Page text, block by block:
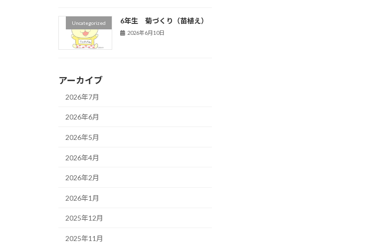
Uncategorized 6年生 菊づくり（苗植え）
2026年6月10日
アーカイブ
2026年7月
2026年6月
2026年5月
2026年4月
2026年2月
2026年1月
2025年12月
2025年11月